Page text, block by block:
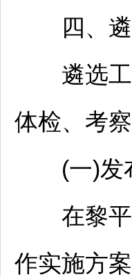
四、遴
遴选工
体检、考
(一)发
在黎平
作实施方案